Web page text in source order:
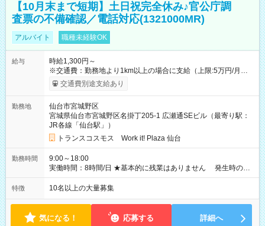
【10月末まで短期】土日祝完全休み♪官公庁調
査票の不備確認／電話対応(1321000MR)
アルバイト 職種未経験OK
給与
時給1,300円～
※交通費：勤務地より1km以上の場合に支給（上限:5万円/月・
2,500円/日） ※残業代：残業発生時は1分単位で支給 ※研修中の
給与変動なし ＜ 収入例 ＞ ■週5日勤務の場合… 月収22万8,800
4日勤務の場合… 月収16万6,400円以上可能 ※交通費別途支給
（時給1,300円×8時間×16日） 【試用期間】試用期間なし
交通費別途支給あり
勤務地
仙台市宮城野区
宮城県仙台市宮城野区名掛丁205-1 広瀬通SEビル（最寄り駅：
JR各線「仙台駅」）
トランスコスモス Work it! Plaza 仙台
勤務時間
9:00～18:00
実働時間：8時間/日 ★基本的に残業はありません 発生時の残
業代は1分単位で支給いたします
特徴 10名以上の大量募集
気になる！ 応募する 詳細へ